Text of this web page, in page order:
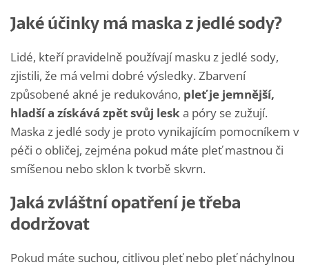
Jaké účinky má maska z jedlé sody?
Lidé, kteří pravidelně používají masku z jedlé sody,
zjistili, že má velmi dobré výsledky. Zbarvení
způsobené akné je redukováno, pleť je jemnější,
hladší a získává zpět svůj leska póry se zužují.
Maska z jedlé sody je proto vynikajícím pomocníkem v
péči o obličej, zejména pokud máte pleť mastnou či
smíšenou nebo sklon k tvorbě skvrn.
Jaká zvláštní opatření je třeba
dodržovat
Pokud máte suchou, citlivou pleť nebo pleť náchylnou